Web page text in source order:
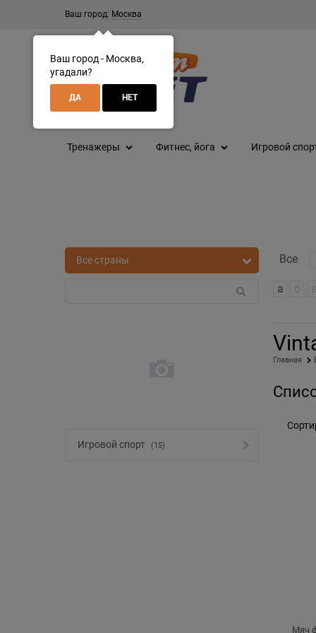
Ваш город: Москва
Тренажеры Фитнес, йога Игровой
Все
а
Игровой спорт (15)
Главная
Мяч
Ваш город - Москва,
угадали?
ДА НЕТ